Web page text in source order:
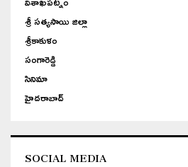
శ్రీ సత్యసాయి జిల్లా
శ్రీకాకుళం
సంగారెడ్డి
సినిమా
హైదరాబాద్
SOCIAL MEDIA